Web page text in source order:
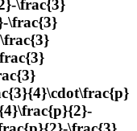
\frac{3}
\frac{3}